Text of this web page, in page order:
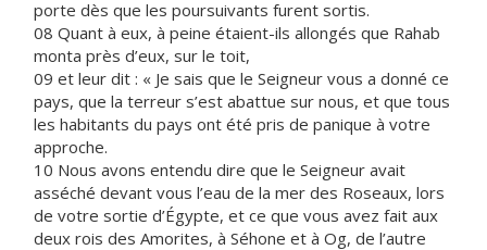
porte dès que les poursuivants furent sortis.
08 Quant à eux, à peine étaient-ils allongés que Rahab
monta près d’eux, sur le toit,
09 et leur dit : « Je sais que le Seigneur vous a donné ce
pays, que la terreur s’est abattue sur nous, et que tous
les habitants du pays ont été pris de panique à votre
approche.
10 Nous avons entendu dire que le Seigneur avait
asséché devant vous l’eau de la mer des Roseaux, lors
de votre sortie d’Égypte, et ce que vous avez fait aux
deux rois des Amorites, à Séhone et à Og, de l’autre